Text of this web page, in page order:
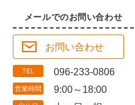
メールでのお問い合わせ
お問い合わせ
TEL 096-233-0806
営業時間 9:00～18:00